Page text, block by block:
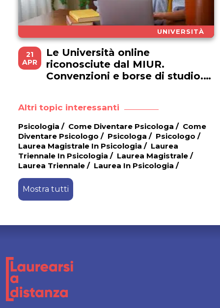
UNIVERSITÀ
21
APR
Le Università online
riconosciute dal MIUR.
Convenzioni e borse di studio.
Altri topic interessanti
Psicologia / Come Diventare Psicologa / Come
Diventare Psicologo / Psicologa / Psicologo /
Laurea Magistrale In Psicologia / Laurea
Triennale In Psicologia / Laurea Magistrale /
Laurea Triennale / Laurea In Psicologia /
Mostra tutti